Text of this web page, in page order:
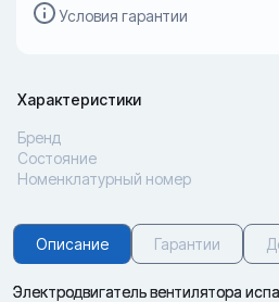
Условия гарантии
Характеристики
Бренд
Состояние
Номенклатурный номер
Описание Гарантии
Электродвигатель вентилятора